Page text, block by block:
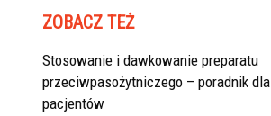
ZOBACZ TEŻ
Stosowanie i dawkowanie preparatu
przeciwpasożytniczego – poradnik dla
pacjentów